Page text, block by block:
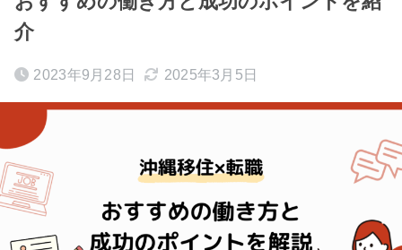
介
2023年9月28日 2025年3月5日